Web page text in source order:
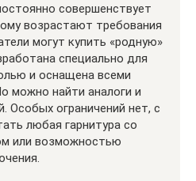
совершенствует
возрастают требования
могут купить «родную»
специально для
и оснащена всеми
можно найти аналоги и
Особых ограничений нет, с
любая гарнитура со
или возможностью